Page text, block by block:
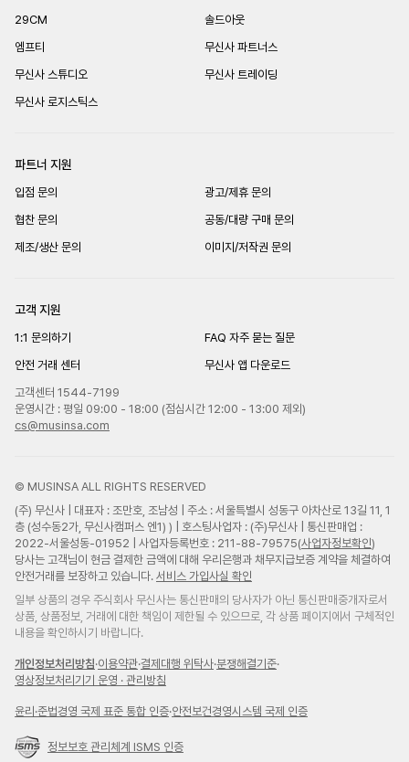
29CM
솔드아웃
엠프티
무신사 파트너스
무신사 스튜디오
무신사 트레이딩
무신사 로지스틱스
파트너 지원
입점 문의
광고/제휴 문의
협찬 문의
공동/대량 구매 문의
제조/생산 문의
이미지/저작권 문의
고객 지원
1:1 문의하기
FAQ 자주 묻는 질문
안전 거래 센터
무신사 앱 다운로드
고객센터 1544-7199
운영시간 : 평일 09:00 - 18:00 (점심시간 12:00 - 13:00 제외)
cs@musinsa.com
© MUSINSA ALL RIGHTS RESERVED
(주) 무신사 | 대표자 : 조만호, 조남성 | 주소 : 서울특별시 성동구 아차산로 13길 11, 1
층 (성수동2가, 무신사캠퍼스 엔1) ) | 호스팅사업자 : (주)무신사 | 통신판매업 :
2022-서울성동-01952 | 사업자등록번호 : 211-88-79575(사업자정보확인)
당사는 고객님이 현금 결제한 금액에 대해 우리은행과 채무지급보증 계약을 체결하여
안전거래를 보장하고 있습니다. 서비스 가입사실 확인
일부 상품의 경우 주식회사 무신사는 통신판매의 당사자가 아닌 통신판매중개자로서
상품, 상품정보, 거래에 대한 책임이 제한될 수 있으므로, 각 상품 페이지에서 구체적인
내용을 확인하시기 바랍니다.
개인정보처리방침·이용약관·결제대행 위탁사·분쟁해결기준·
영상정보처리기기 운영 · 관리방침
윤리 ·준법경영 국제 표준 통합 인증·안전보건경영시스템 국제 인증
정보보호 관리체계 ISMS 인증